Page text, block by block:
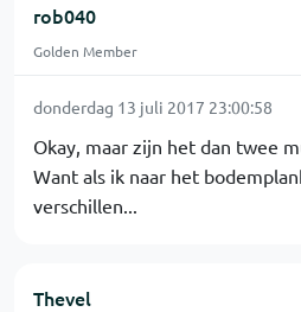
rob040
Golden Member
donderdag 13 juli 2017 23:00:58
Okay, maar zijn het dan twee
Want als ik naar het
verschillen...
Thevel